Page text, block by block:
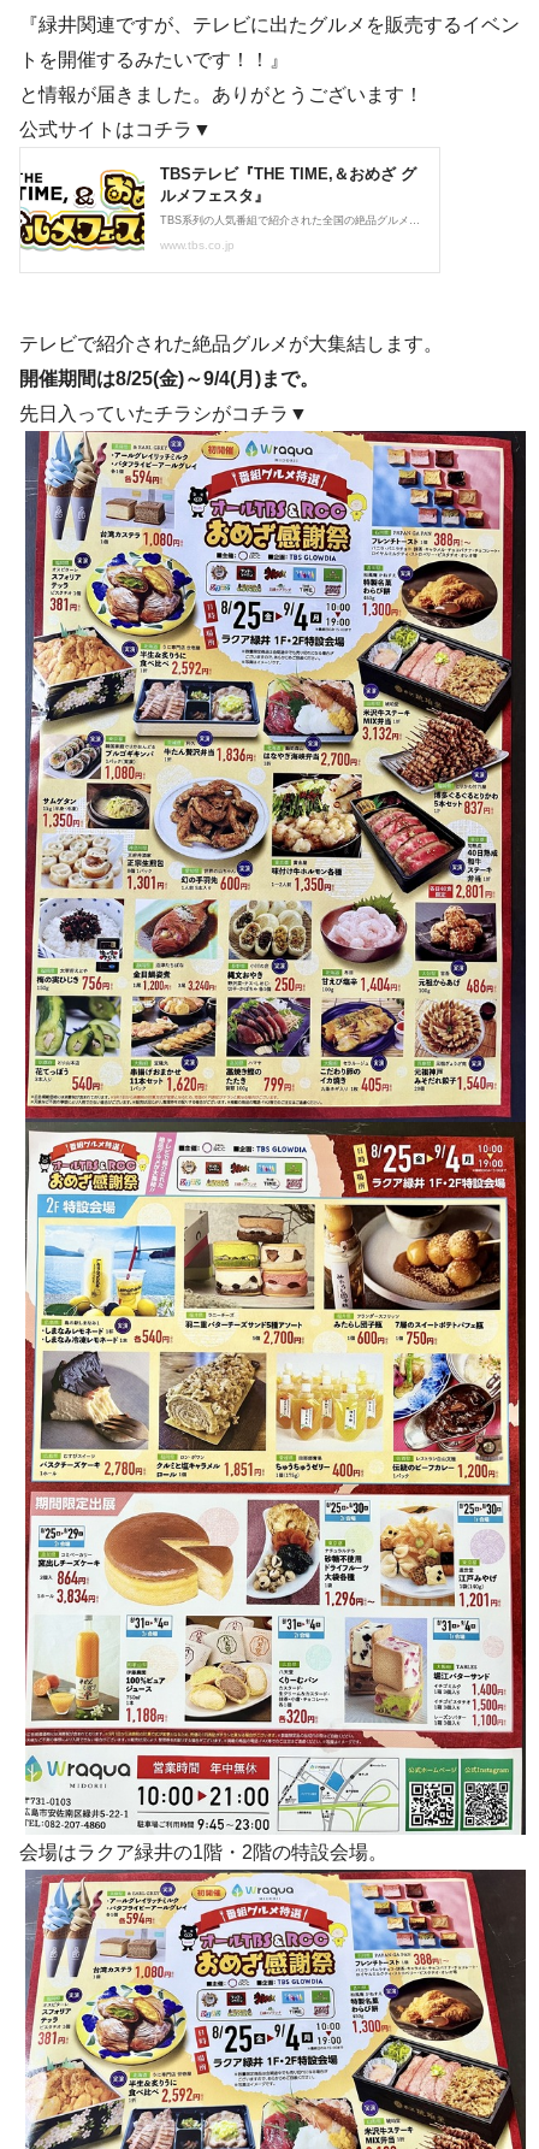
『緑井関連ですが、テレビに出たグルメを販売するイベン
トを開催するみたいです！！』
と情報が届きました。ありがとうございます！
公式サイトはコチラ▼
テレビで紹介された絶品グルメが大集結します。
開催期間は8/25(金)～9/4(月)まで。
先日入っていたチラシがコチラ▼
会場はラクア緑井の1階・2階の特設会場。